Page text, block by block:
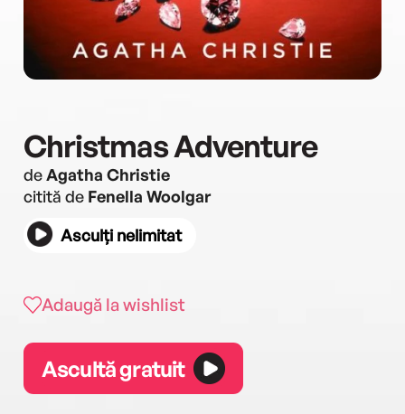
Christmas Adventure
deAgatha Christie
citită de Fenella Woolgar
Asculți nelimitat
Adaugă la wishlist
Ascultă gratuit